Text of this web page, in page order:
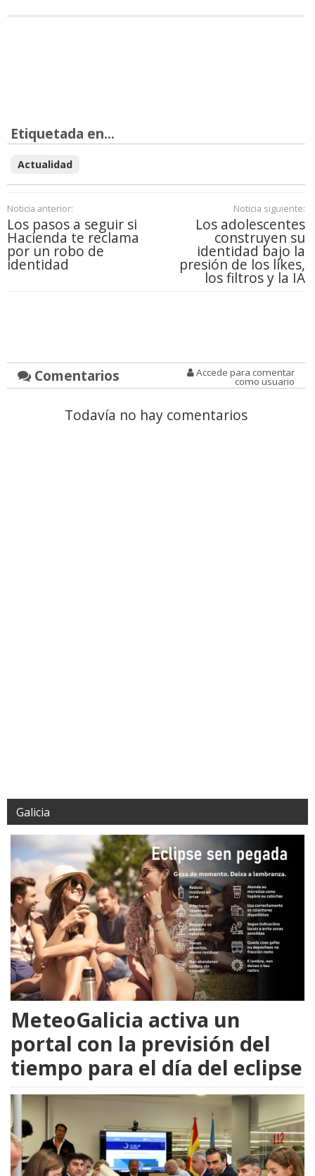
Etiquetada en...
Actualidad
Noticia anterior:
Los pasos a seguir si
Hacienda te reclama
por un robo de
identidad
Noticia siguiente:
Los adolescentes
construyen su
identidad bajo la
presión de los likes,
los filtros y la IA
Comentarios Accede para comentar
como usuario
Todavía no hay comentarios
Galicia
MeteoGalicia activa un
portal con la previsión del
tiempo para el día del eclipse